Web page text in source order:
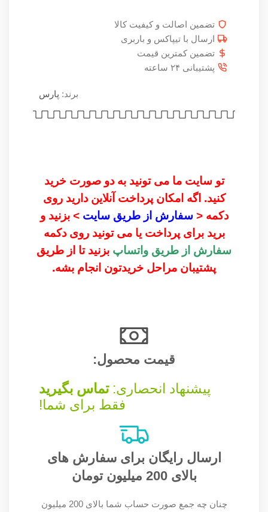
تضمین اصالت و کیفیت کالا
ارسال با تیپاکس و باربری
تضمین کمترین قیمت
پشتیبانی ۲۴ ساعته
برند: پارس
تو سایت ما می تونید به دو صورت خرید
کنید. اگه امکان پرداخت آنلاین دارید روی
دکمه <سفارش از طریق سایت> بزنید و
برید برای پرداخت یا می تونید روی دکمه
سفارش از طریق واتساپ بزنید تا از طریق
پشتیبان مراحل خریدتون انجام بشه.
قیمت محصول:​
پیشنهاد انحصاری:تماس بگیرید
فقط برای شما!
ارسال رایگان برای سفارش های
بالای 200 میلیون تومان
چنان چه جمع صورت حساب شما بالای 200 میلیون